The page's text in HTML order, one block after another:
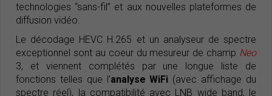
technologies “sans-fil” et aux nouvelles plateformes de
diffusion vidéo.
Le décodage HEVC H.265 et un analyseur de spectre
exceptionnel sont au coeur du mesureur de champ Neo
3, et viennent complétés par une longue liste de
fonctions telles que l’analyse WiFi (avec affichage du
spectre réel), la compatibilité avec LNB wide band, le